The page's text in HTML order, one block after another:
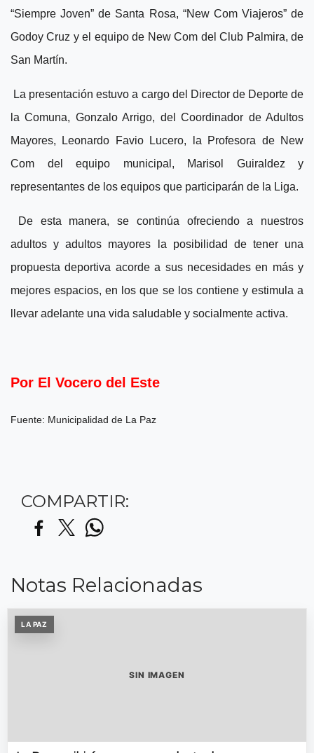
“Siempre Joven” de Santa Rosa, “New Com Viajeros” de
Godoy Cruz y el equipo de New Com del Club Palmira, de
San Martín.
La presentación estuvo a cargo del Director de Deporte de
la Comuna, Gonzalo Arrigo, del Coordinador de Adultos
Mayores, Leonardo Favio Lucero, la Profesora de New
Com del equipo municipal, Marisol Guiraldez y
representantes de los equipos que participarán de la Liga.
De esta manera, se continúa ofreciendo a nuestros
adultos y adultos mayores la posibilidad de tener una
propuesta deportiva acorde a sus necesidades en más y
mejores espacios, en los que se los contiene y estimula a
llevar adelante una vida saludable y socialmente activa.
Por El Vocero del Este
Fuente: Municipalidad de La Paz
COMPARTIR:
Notas Relacionadas
LA PAZ
SIN IMAGEN